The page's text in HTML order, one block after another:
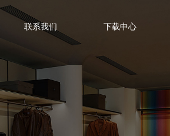
联系我们 下载中心